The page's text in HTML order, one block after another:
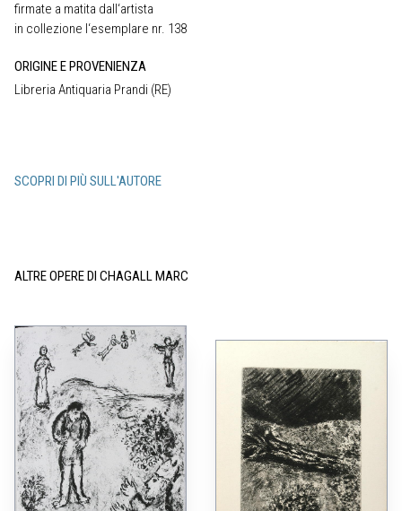
firmate a matita dall‘artista
in collezione l‘esemplare nr. 138
ORIGINE E PROVENIENZA
Libreria Antiquaria Prandi (RE)
SCOPRI DI PIÙ SULL'AUTORE
ALTRE OPERE DI CHAGALL MARC